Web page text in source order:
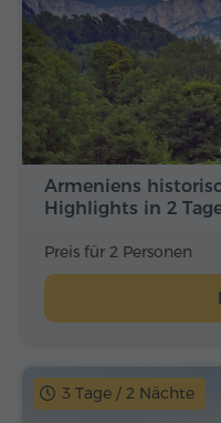
Armeniens
Highlights in 2
Preis für 2 Personen
3 Tage / 2 Nächte